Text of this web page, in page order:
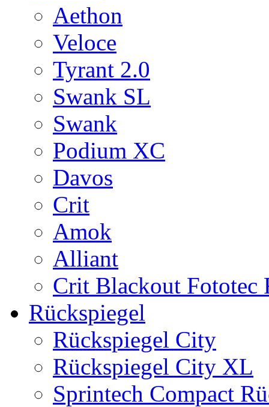
Aethon
Veloce
Tyrant 2.0
Swank SL
Swank
Podium XC
Davos
Crit
Amok
Alliant
Crit Blackout Fototec
Rückspiegel
Rückspiegel City
Rückspiegel City XL
Sprintech Compact